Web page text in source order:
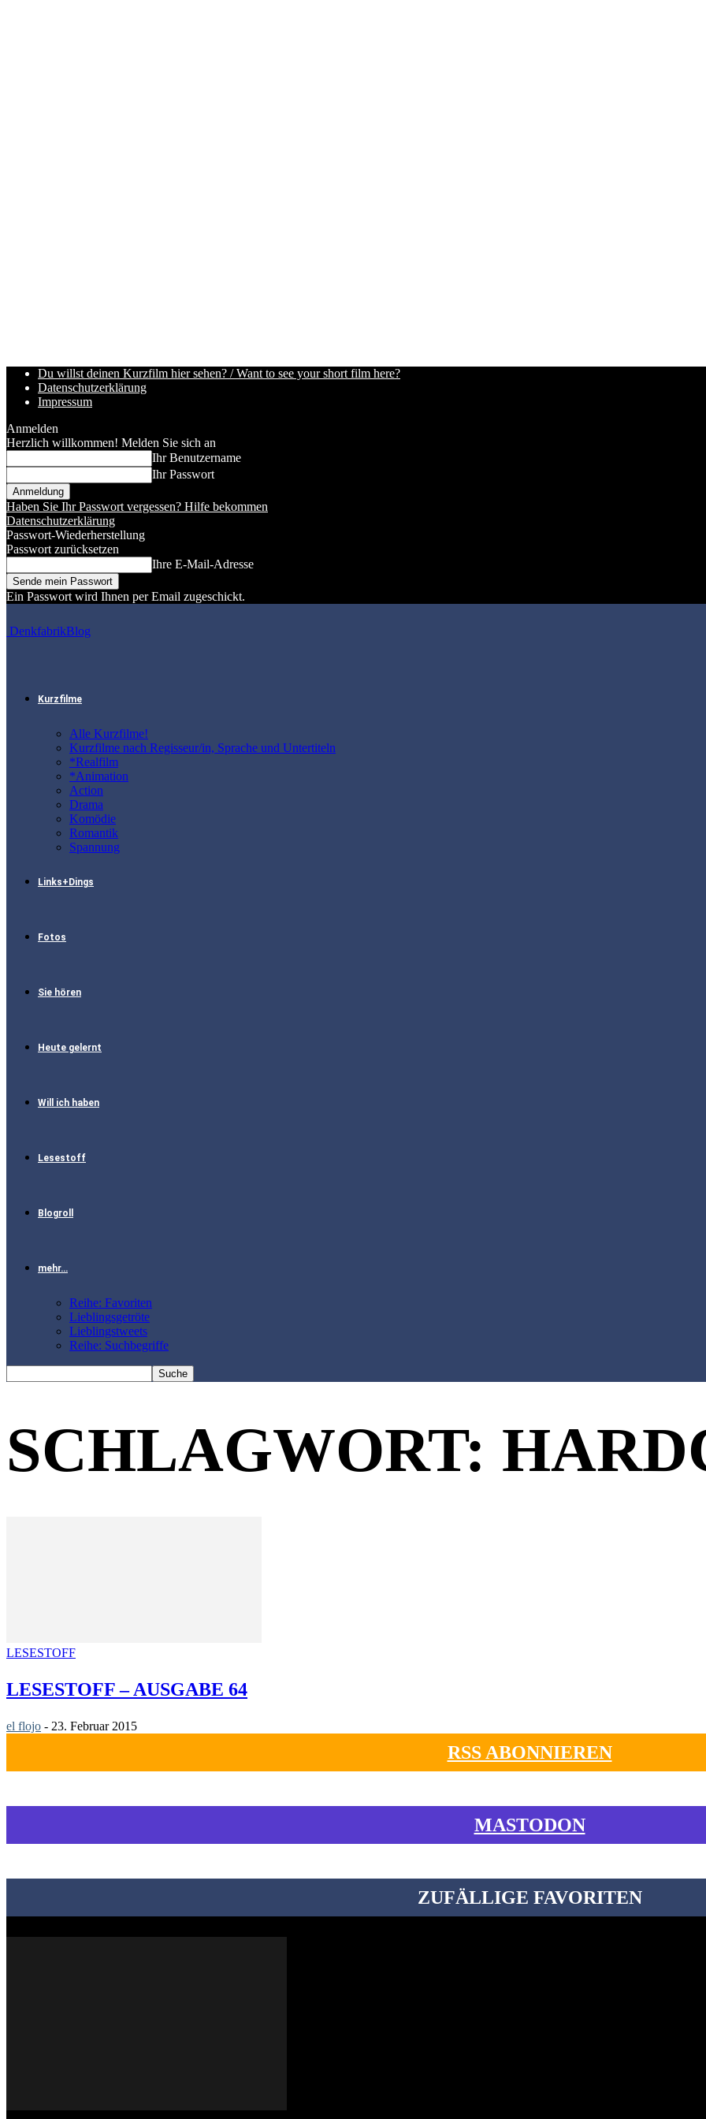
Du willst deinen Kurzfilm hier sehen? / Want to see your short film here?
Datenschutzerklärung
Impressum
Anmelden
Herzlich willkommen! Melden Sie sich an
Ihr Benutzername
Ihr Passwort
Haben Sie Ihr Passwort vergessen? Hilfe bekommen
Datenschutzerklärung
Passwort-Wiederherstellung
Passwort zurücksetzen
Ihre E-Mail-Adresse
Ein Passwort wird Ihnen per Email zugeschickt.
DenkfabrikBlog
Kurzfilme
Alle Kurzfilme!
Kurzfilme nach Regisseur/in, Sprache und Untertiteln
*Realfilm
*Animation
Action
Drama
Komödie
Romantik
Spannung
Links+Dings
Fotos
Sie hören
Heute gelernt
Will ich haben
Lesestoff
Blogroll
mehr…
Reihe: Favoriten
Lieblingsgetröte
Lieblingstweets
Reihe: Suchbegriffe
SCHLAGWORT:
LESESTOFF
LESESTOFF – AUSGABE 64
el flojo - 23. Februar 2015
RSS ABONNIEREN
MASTODON
ZUFÄLLIGE FAVORITEN